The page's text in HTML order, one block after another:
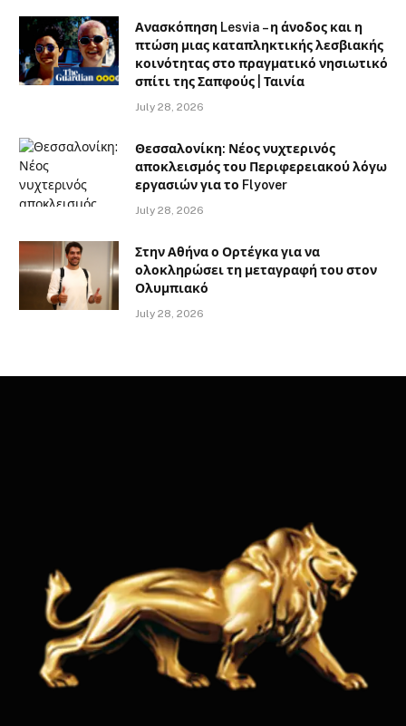
Ανασκόπηση Lesvia – η άνοδος και η
πτώση μιας καταπληκτικής λεσβιακής
κοινότητας στο πραγματικό νησιωτικό
σπίτι της Σαπφούς | Ταινία
July 28, 2026
Θεσσαλονίκη: Νέος νυχτερινός
αποκλεισμός του Περιφερειακού λόγω
εργασιών για το Flyover
July 28, 2026
Στην Αθήνα ο Ορτέγκα για να
ολοκληρώσει τη μεταγραφή του στον
Ολυμπιακό
July 28, 2026